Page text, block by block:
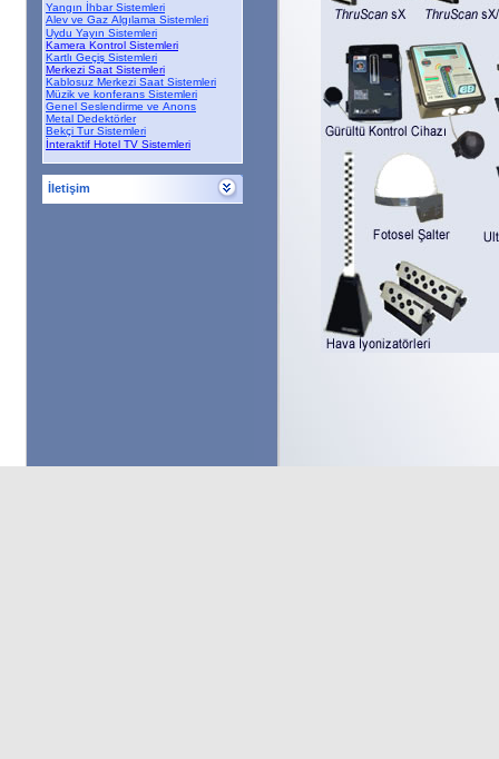
Yangın İhbar Sistemleri
Alev ve Gaz Algılama Sistemleri
Uydu Yayın Sistemleri
Kamera Kontrol Sistemleri
Kartlı Geçiş Sistemleri
Merkezi Saat Sistemleri
Kablosuz Merkezi Saat Sistemleri
Müzik ve konferans Sistemleri
Genel Seslendirme ve Anons
Metal Dedektörler
Bekçi Tur Sistemleri
İnteraktif Hotel TV Sistemleri
İletişim